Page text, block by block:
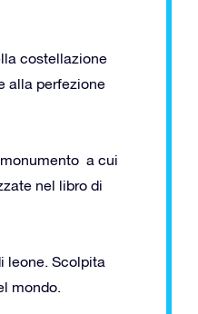
costellazione
alla perfezione
a cui
nel libro di
leone. Scolpita
mondo.